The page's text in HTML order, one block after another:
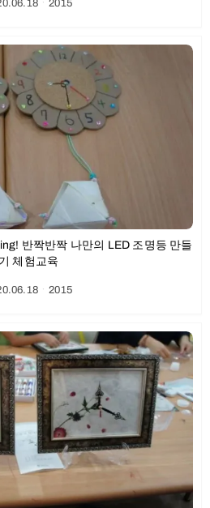
ㆍ2015
반짝반짝 나만의 LED 조명등 만들
기 체험교육
ㆍ2015